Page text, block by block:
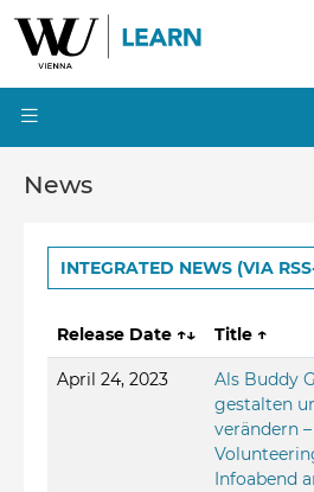
News
INTEGRATED NEWS (VIA
Release Date ↑↓ Title ↑
April 24, 2023
Als Buddy
gestalten
verändern –
Infoabend